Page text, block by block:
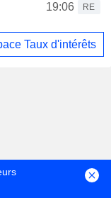
19:06
RE
Taux d'intérêts